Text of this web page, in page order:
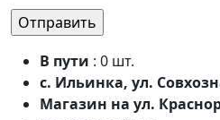
В пути : 0 шт.
с. Ильинка, ул.
Магазин на ул.